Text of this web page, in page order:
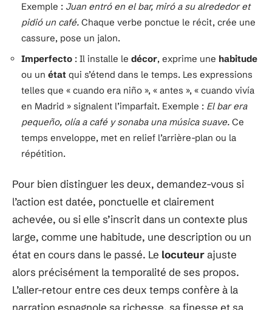
Exemple : Juan entró en el bar, miró a su alrededor et
pidió un café. Chaque verbe ponctue le récit, crée une
cassure, pose un jalon.
Imperfecto : Il installe le décor, exprime une habitude
ou un état qui s’étend dans le temps. Les expressions
telles que « cuando era niño », « antes », « cuando vivía
en Madrid » signalent l’imparfait. Exemple : El bar era
pequeño, olía a café y sonaba una música suave. Ce
temps enveloppe, met en relief l’arrière-plan ou la
répétition.
Pour bien distinguer les deux, demandez-vous si
l’action est datée, ponctuelle et clairement
achevée, ou si elle s’inscrit dans un contexte plus
large, comme une habitude, une description ou un
état en cours dans le passé. Le locuteurajuste
alors précisément la temporalité de ses propos.
L’aller-retour entre ces deux temps confère à la
narration espagnole sa richesse, sa finesse et sa